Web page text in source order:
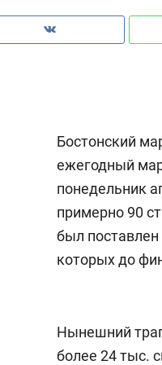
Бостонский
ежегодный
понедельник
примерно 90
был поставлен
которых до
Нынешний
более 24 тыс.
рынки,
чем
строят тишину в
ЖК «Заря»